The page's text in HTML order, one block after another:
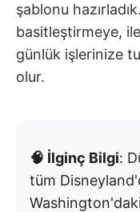
şablonu
basitleştirmeye,
günlük işlerinize
olur.
🧠 İlginç Bilgi:
tüm